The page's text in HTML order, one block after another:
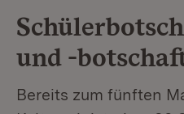
und -
Bereits zum fünften